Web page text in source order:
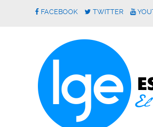
FACEBOOK TWITTER